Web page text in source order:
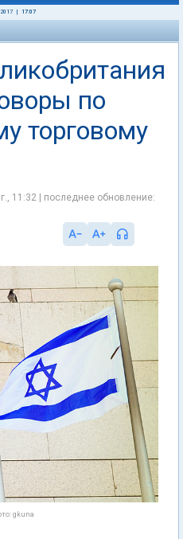
17:07
по
торговому
11:32 | последнее обновление:
gkuna